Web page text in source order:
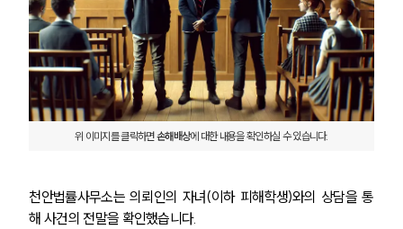
위 이미지를 클릭하면 손해배상에 대한 내용을 확인하실 수 있습니다.
천안법률사무소는 의뢰인의 자녀(이하 피해학생)와의 상담을 통
해 사건의 전말을 확인했습니다.